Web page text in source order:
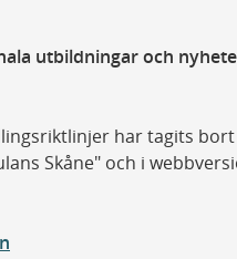
utbildningar och
har tagits
Skåne" och i